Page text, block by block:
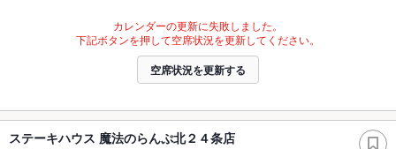
カレンダーの更新に失敗しました。
下記ボタンを押して空席状況を更新してください。
空席状況を更新する
ステーキハウス 魔法のらんぷ北２４条店